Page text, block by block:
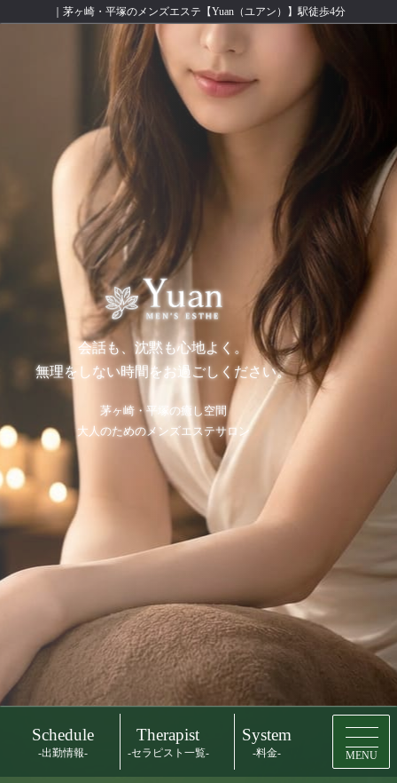
｜茅ヶ崎・平塚のメンズエステ【Yuan（ユアン）】駅徒歩4分
会話も、沈黙も心地よく。
無理をしない時間をお過ごしください。
茅ヶ崎・平塚の癒し空間
大人のためのメンズエステサロン
Schedule
-出勤情報-
Therapist
-セラピスト一覧-
System
-料金- MENU